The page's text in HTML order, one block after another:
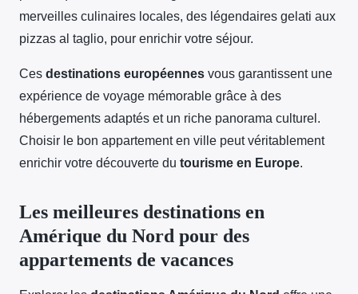
merveilles culinaires locales, des légendaires gelati aux
pizzas al taglio, pour enrichir votre séjour.
Ces destinations européennes vous garantissent une
expérience de voyage mémorable grâce à des
hébergements adaptés et un riche panorama culturel.
Choisir le bon appartement en ville peut véritablement
enrichir votre découverte du tourisme en Europe.
Les meilleures destinations en
Amérique du Nord pour des
appartements de vacances